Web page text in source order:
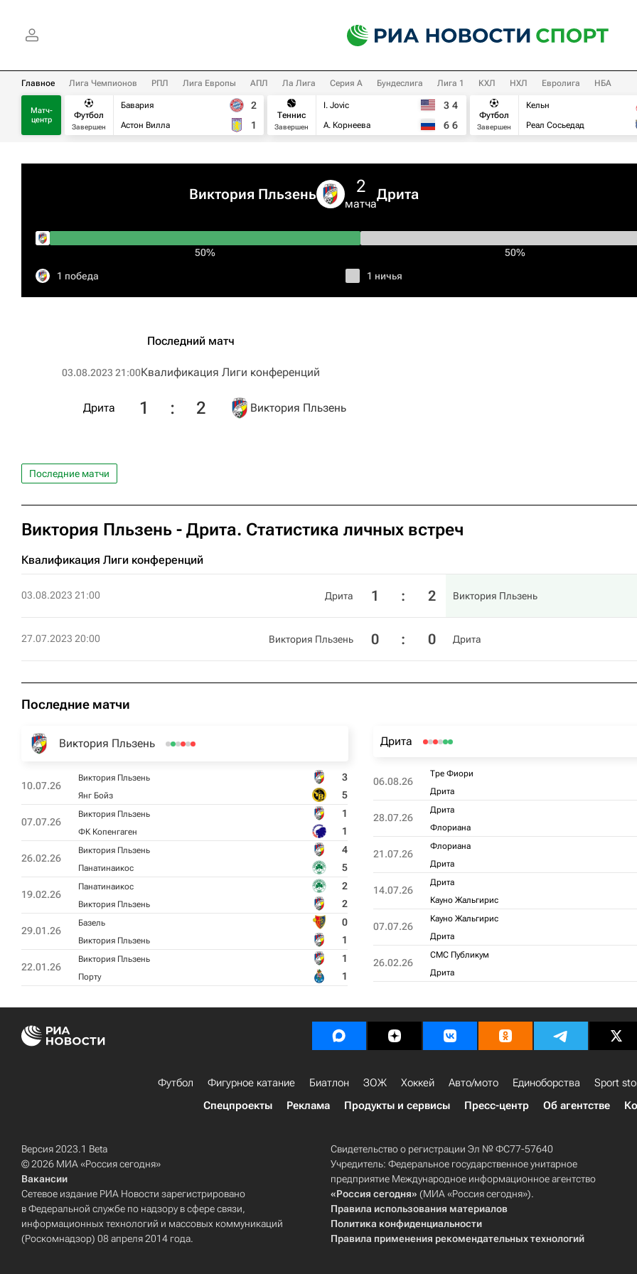
Главное Лига Чемпионов РПЛ Лига Европы АПЛ Ла Лига Серия А Бундеслига Лига 1 КХЛ НХЛ Евролига НБА
Матч-
центр
Футбол
Завершен
Бавария
Астон Вилла
2
1
Теннис
Завершен
I. Jovic
А. Корнеева
3 4
6 6
Футбол
Завершен
Кельн
Реал Сосьедад
Виктория Пльзень 2
матча
Дрита
50% 50%
1 победа 1 ничья
Последний матч
03.08.2023 21:00Квалификация Лиги конференций
Дрита 1 : 2 Виктория Пльзень
Последние матчи
Виктория Пльзень - Дрита. Статистика личных встреч
Квалификация Лиги конференций
03.08.2023 21:00 Дрита 1 : 2 Виктория Пльзень
27.07.2023 20:00 Виктория Пльзень 0 : 0 Дрита
Последние матчи
Виктория Пльзень
10.07.26
Виктория Пльзень 3
Янг Бойз 5
07.07.26
Виктория Пльзень 1
ФК Копенгаген 1
26.02.26
Виктория Пльзень 4
Панатинаикос 5
19.02.26
Панатинаикос 2
Виктория Пльзень 2
29.01.26
Базель 0
Виктория Пльзень 1
22.01.26
Виктория Пльзень 1
Порту 1
Дрита
06.08.26
Тре Фиори
Дрита
28.07.26
Дрита
Флориана
21.07.26
Флориана
Дрита
14.07.26
Дрита
Кауно Жальгирис
07.07.26
Кауно Жальгирис
Дрита
26.02.26
СМС Публикум
Дрита
Футбол Фигурное катание Биатлон ЗОЖ Хоккей Авто/мото Единоборства Sport
Спецпроекты
Реклама Продукты и сервисы Пресс-центр Об агентстве
Версия 2023.1 Beta
© 2026 МИА «Россия сегодня»
Вакансии
Сетевое издание РИА Новости зарегистрировано
в Федеральной службе по надзору в сфере связи,
информационных технологий и массовых коммуникаций
(Роскомнадзор) 08 апреля 2014 года.
Свидетельство о регистрации Эл № ФС77-57640
Учредитель: Федеральное государственное унитарное
предприятие Международное информационное агентство
«Россия сегодня» (МИА «Россия сегодня»).
Правила использования материалов
Политика конфиденциальности
Правила применения рекомендательных технологий